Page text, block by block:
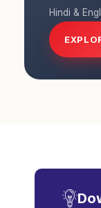
Hindi &